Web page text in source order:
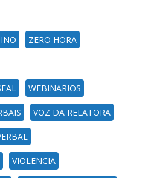
ZERO HORA
WEBINARIOS
VOZ DA RELATORA
VIOLENCIA